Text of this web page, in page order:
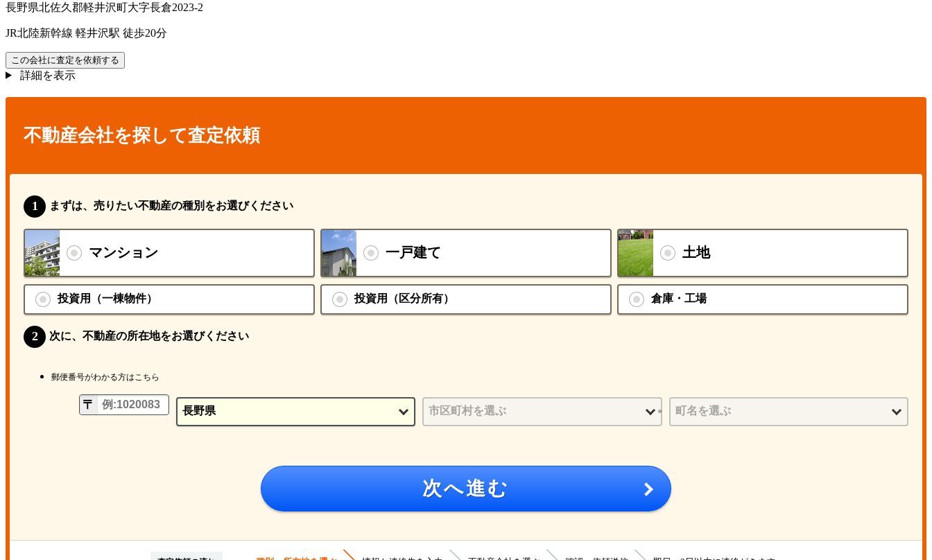
長野県北佐久郡軽井沢町大字長倉2023-2
JR北陸新幹線 軽井沢駅 徒歩20分
この会社に査定を依頼する
詳細を表示
不動産会社を探して査定依頼
まずは、売りたい不動産の種別をお選びください
マンション 一戸建て 土地
投資用（一棟物件） 投資用（区分所有） 倉庫・工場
次に、不動産の所在地をお選びください
郵便番号がわかる方はこちら
次へ進む